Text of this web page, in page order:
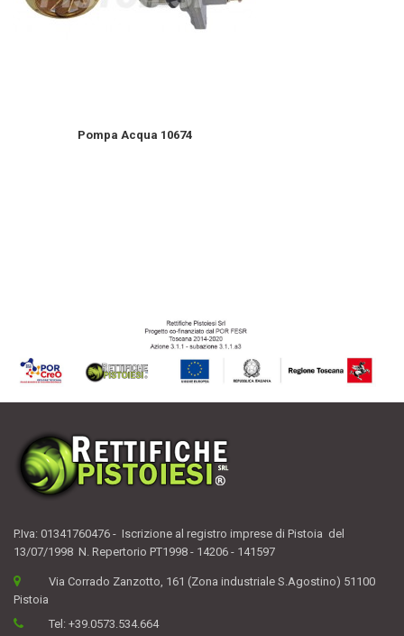
Pompa Acqua 10674
P.Iva: 01341760476 - Iscrizione al registro imprese di Pistoia del
13/07/1998 N. Repertorio PT1998 - 14206 - 141597
Via Corrado Zanzotto, 161 (Zona industriale S.Agostino) 51100
Pistoia
Tel:+39.0573.534.664